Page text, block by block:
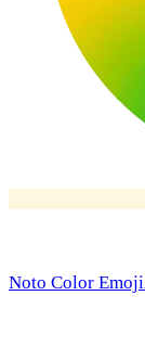
Noto Color Emoji